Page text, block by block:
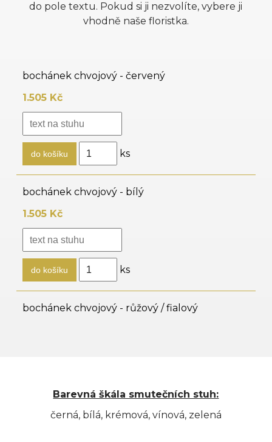
do pole textu. Pokud si ji nezvolíte, vybere ji
vhodně naše floristka.
bochánek chvojový - červený
1.505 Kč
ks
bochánek chvojový - bílý
1.505 Kč
ks
bochánek chvojový - růžový / fialový
bochánek chvojový - žlutý / oranžový
Barevná škála smutečních stuh:
černá, bílá, krémová, vínová, zelená